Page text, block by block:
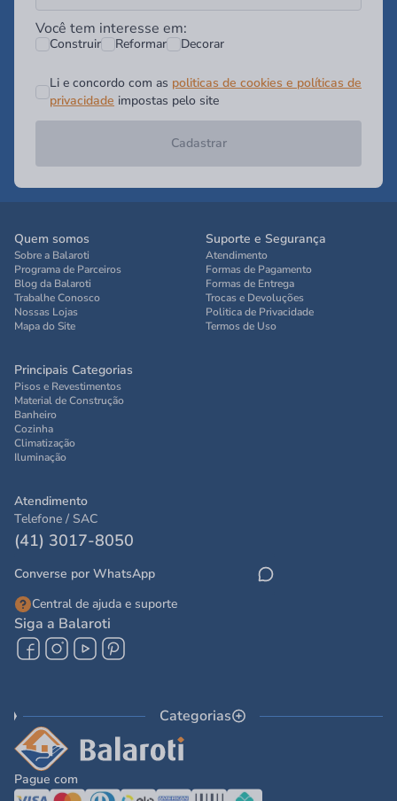
Você tem interesse em:
Construir Reformar Decorar
Li e concordo com as politicas de cookies e políticas de
privacidade impostas pelo site
Cadastrar
Quem somos
Sobre a Balaroti
Programa de Parceiros
Blog da Balaroti
Trabalhe Conosco
Nossas Lojas
Mapa do Site
Suporte e Segurança
Atendimento
Formas de Pagamento
Formas de Entrega
Trocas e Devoluções
Politica de Privacidade
Termos de Uso
Principais Categorias
Pisos e Revestimentos
Material de Construção
Banheiro
Cozinha
Climatização
Iluminação
Atendimento
Telefone / SAC
(41) 3017-8050
Converse por WhatsApp
Central de ajuda e suporte
Siga a Balaroti
Categorias
Pague com